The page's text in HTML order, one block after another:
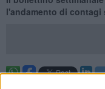
l'andamento di